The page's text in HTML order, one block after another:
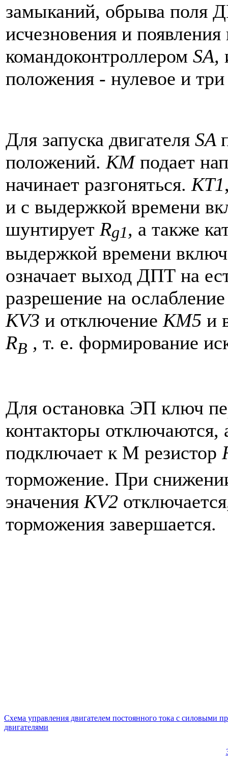
замыканий, обрыва поля
исчезновения и
командоконтроллером SA,
положения - нулевое и
Для запуска двигателя SA
положений. КМподает
начинает разгоняться. КТ1
и с выдержкой времени
шунтирует Rg1, а также
выдержкой времени
означает выход ДПТ на
разрешение на
KV3 и отключение КМ5 и
RB , т. е. формирование
Для остановка ЭП ключ
контакторы отключаются,
подключает к М резистор
торможение. При
эначения KV2
торможения завершается.
Схема управления двигателем постоянного тока с силовыми
двигателями